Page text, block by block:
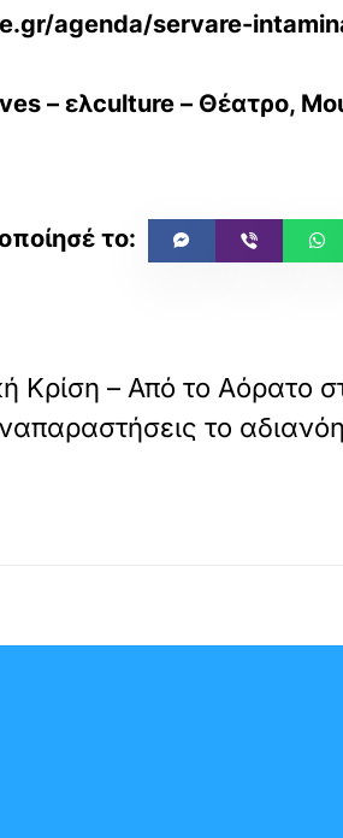
agenda/servare-
– ελculture – Θέατρο,
Κρίση – Από το Αόρατο
το